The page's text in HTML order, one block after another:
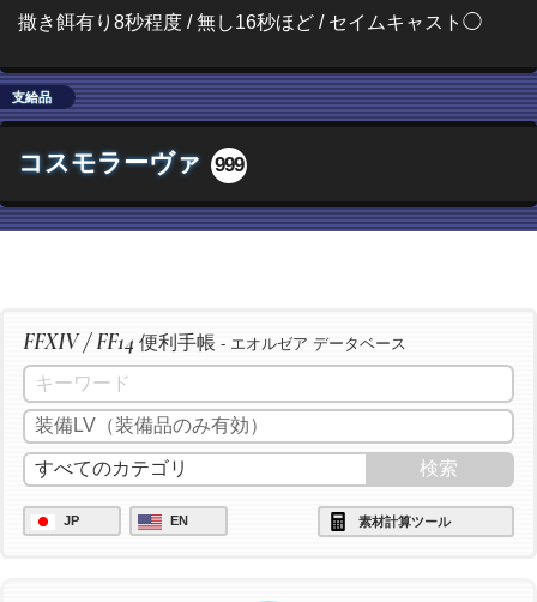
撒き餌有り8秒程度 / 無し16秒ほど / セイムキャスト◯
支給品
コスモラーヴァ 999
FFXIV / FF14 便利手帳 - エオルゼア データベース
JP EN 素材計算ツール